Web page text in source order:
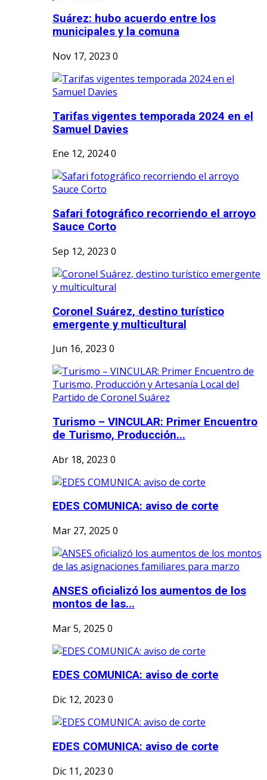
Suárez: hubo acuerdo entre los
municipales y la comuna
Nov 17, 2023 0
Tarifas vigentes temporada 2024 en el
Samuel Davies
Ene 12, 20240
Safari fotográfico recorriendo el arroyo
Sauce Corto
Sep 12, 2023 0
Coronel Suárez, destino turístico
emergente y multicultural
Jun 16, 2023 0
Turismo – VINCULAR: Primer Encuentro
de Turismo, Producción...
Abr 18, 2023 0
EDES COMUNICA: aviso de corte
Mar 27, 2025 0
ANSES oficializó los aumentos de los
montos de las...
Mar 5, 2025 0
EDES COMUNICA: aviso de corte
Dic 12, 2023 0
EDES COMUNICA: aviso de corte
Dic 11, 2023 0